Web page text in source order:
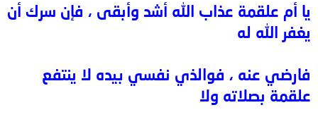
يا أم علقمة عذاب الله أشد وأبقى ، فإن سرك أن
يغفر الله له
فارضي عنه ، فوالذي نفسي بيده لا ينتفع
علقمة بصلاته ولا